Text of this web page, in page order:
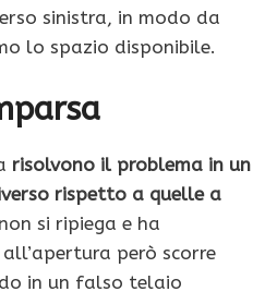
sinistra, in modo da
lo spazio disponibile.
risolvono il problema in un
rispetto a quelle a
si ripiega e ha
però scorre
in un falso telaio